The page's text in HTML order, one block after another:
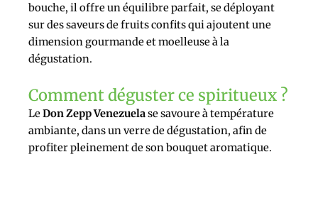
bouche, il offre un équilibre parfait, se déployant
sur des saveurs de fruits confits qui ajoutent une
dimension gourmande et moelleuse à la
dégustation.
Comment déguster ce spiritueux ?
LeDon Zepp Venezuelase savoure à température
ambiante, dans un verre de dégustation, afin de
profiter pleinement de son bouquet aromatique.